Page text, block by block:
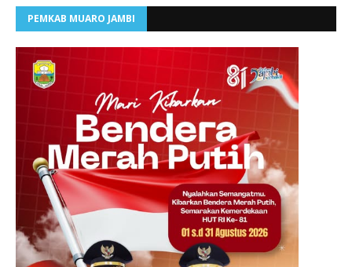
PEMKAB MUARO JAMBI